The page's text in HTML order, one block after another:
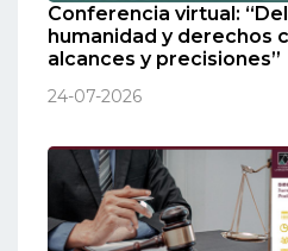
Conferencia virtual:
humanidad y derechos
alcances y precisiones”
24-07-2026